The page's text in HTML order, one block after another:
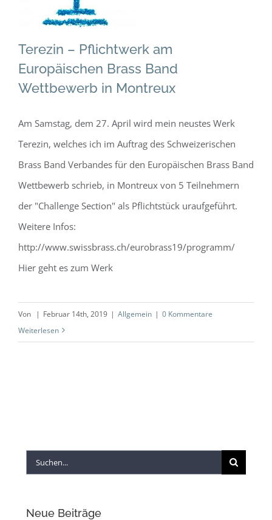
Wettbewerb in
Allgemein
Terezin – Pflichtwerk am
Europäischen Brass Band
Wettbewerb in Montreux
Am Samstag, dem 27. April wird mein neustes Werk
Terezin, welches ich im Auftrag des Schweizerischen
Brass Band Verbandes für den Europäischen Brass Band
Wettbewerb schrieb, in Montreux von 5 Teilnehmern
der "Challenge Section" als Pflichtstück uraufgeführt.
Weitere Infos:
http://www.swissbrass.ch/eurobrass19/programm/
Hier geht es zum Werk
Von | Februar 14th, 2019 | Allgemein | 0 Kommentare
Weiterlesen
Suche
Neue Beiträge